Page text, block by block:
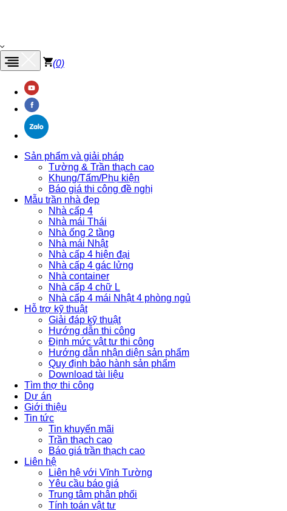
Main
navigation
(0)
Sản phẩm và giải pháp
Tường & Trần thạch cao
Khung/Tấm/Phụ kiện
Báo giá thi công đề nghị
Mẫu trần nhà đẹp
Nhà cấp 4
Nhà mái Thái
Nhà ống 2 tầng
Nhà mái Nhật
Nhà cấp 4 hiện đại
Nhà cấp 4 gác lửng
Nhà container
Nhà cấp 4 chữ L
Nhà cấp 4 mái Nhật 4 phòng ngủ
Hỗ trợ kỹ thuật
Giải đáp kỹ thuật
Hướng dẫn thi công
Định mức vật tư thi công
Hướng dẫn nhận diện sản phẩm
Quy định bảo hành sản phẩm
Download tài liệu
Tìm thợ thi công
Dự án
Giới thiệu
Tin tức
Tin khuyến mãi
Trần thạch cao
Báo giá trần thạch cao
Liên hệ
Liên hệ với Vĩnh Tường
Yêu cầu báo giá
Trung tâm phân phối
Tính toán vật tư